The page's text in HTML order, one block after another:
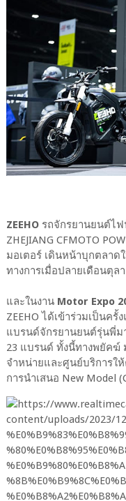
ZEEHOรถจักรยานยนต์ไฟ
ZHEJIANG CFMOTO
มอเตอร์ เดินหน้าบุกตลาด
ทางการเมื่อปลายเดือนตุล
และในงาน Motor Expo
ZEEHO ได้เข้าร่วมเป็นค
แบรนด์จักรยานยนต์รุ่นพี่ม
23 แบรนด์ ทั้งนี้ทางพยัคฆ์
จำหน่ายและศูนย์บริการใ
การนำเสนอ New Model